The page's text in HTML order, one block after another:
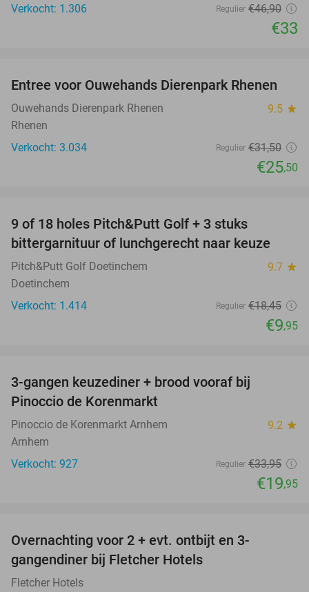
Verkocht: 1.306 Regulier €46,90
€33
19%
Entree voor Ouwehands Dierenpark Rhenen
Ouwehands Dierenpark Rhenen 9.5 star
Rhenen
Verkocht: 3.034
Regulier €31,50
€25,50
9 of 18 holes Pitch&Putt Golf + 3 stuks
bittergarnituur of lunchgerecht naar keuze
Pitch&Putt Golf Doetinchem 9.7 star
Doetinchem
Verkocht: 1.414
Regulier €18,45
€9,95
3-gangen keuzediner + brood vooraf bij
Pinoccio de Korenmarkt
Pinoccio de Korenmarkt Arnhem 9.2 star
Arnhem
Verkocht: 927
Regulier €33,95
€19,95
Overnachting voor 2 + evt. ontbijt en 3-
gangendiner bij Fletcher Hotels
Fletcher Hotels